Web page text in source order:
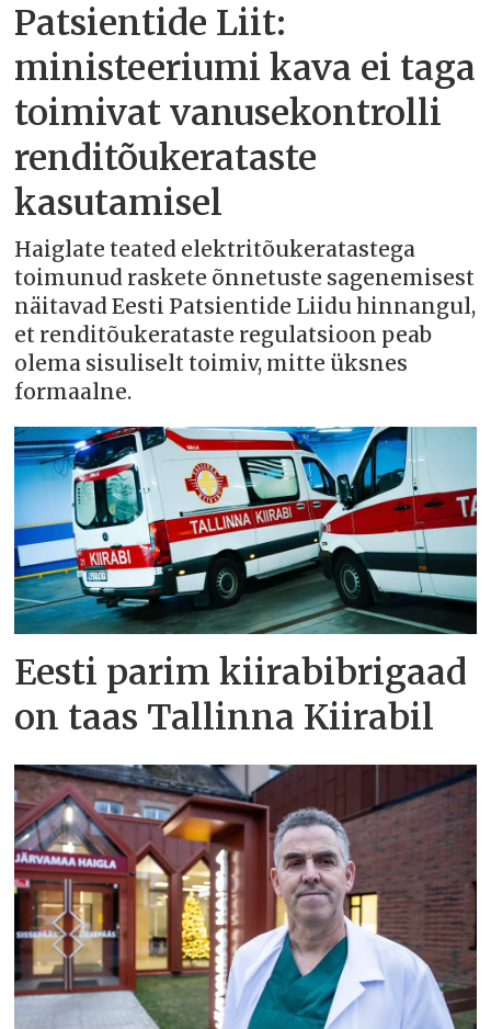
Patsientide Liit:
ministeeriumi kava ei taga
toimivat vanusekontrolli
renditõukerataste
kasutamisel
Haiglate teated elektritõukeratastega
toimunud raskete õnnetuste sagenemisest
näitavad Eesti Patsientide Liidu hinnangul,
et renditõukerataste regulatsioon peab
olema sisuliselt toimiv, mitte üksnes
formaalne.
Eesti parim kiirabibrigaad
on taas Tallinna Kiirabil